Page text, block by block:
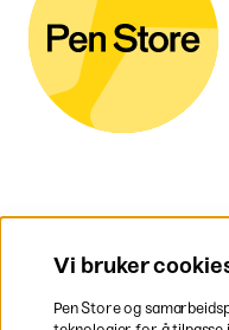
Vi bruker
Pen Store og